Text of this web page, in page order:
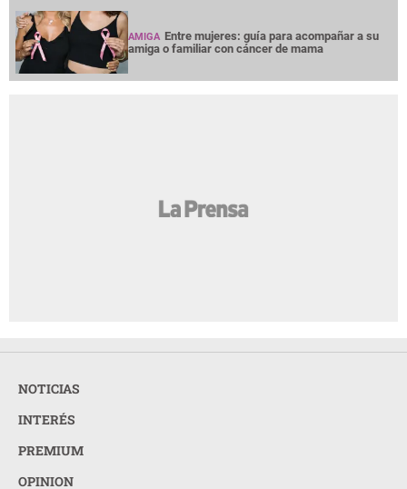
AMIGA Entre mujeres: guía para acompañar a su
amiga o familiar con cáncer de mama
NOTICIAS
INTERÉS
PREMIUM
OPINION